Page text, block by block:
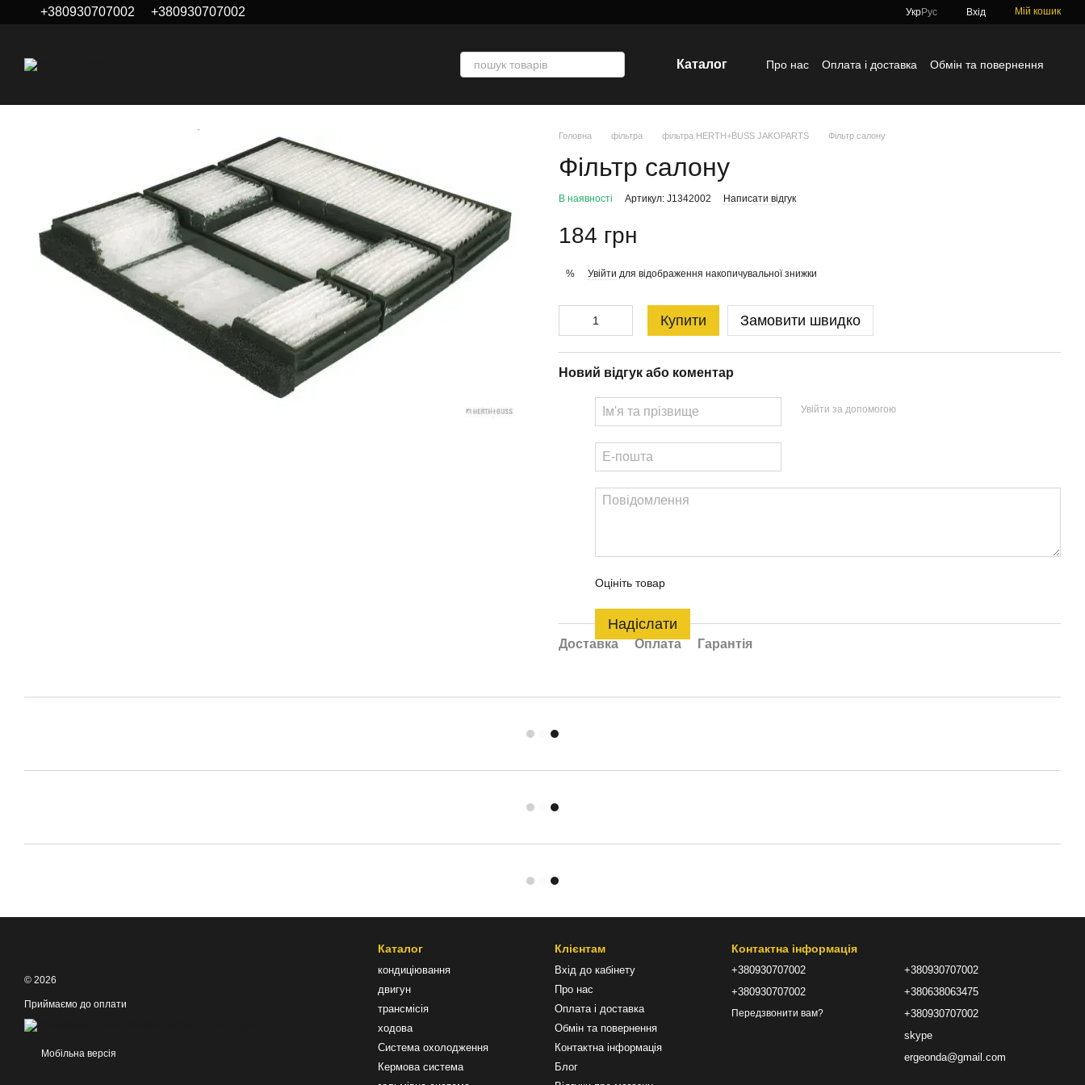
Перейти до основного контенту
+380930707002 +380930707002 УкрРус Вхід Мій кошик
Каталог Про нас Оплата і доставка
Обмін та повернення
Головна фільтра фільтра HERTH+BUSS JAKOPARTS Фільтр салону
Фільтр салону
В наявності Артикул: J1342002 Написати відгук
184 грн
% Увійти для відображення накопичувальної знижки
Купити Замовити швидко
Новий відгук або коментар
Увійти за допомогою
Оцініть товар
Надіслати
Доставка Оплата Гарантія
© 2026
Приймаємо до оплати
Мобільна версія
Каталог
кондиціювання
двигун
трансмісія
ходова
Система охолодження
Кермова система
Клієнтам
Вхід до кабінету
Про нас
Оплата і доставка
Обмін та повернення
Контактна інформація
Блог
Контактна інформація
+380930707002
+380930707002
Передзвонити вам?
+380930707002
+380638063475
+380930707002
skype
ergeonda@gmail.com